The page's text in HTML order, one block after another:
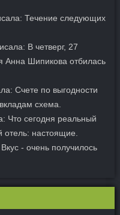
Течение следующих
В четверг, 27
Анна Шипикова отбилась
Счете по выгодности
схема.
Что сегодня реальный
отель: настоящие.
- очень получилось